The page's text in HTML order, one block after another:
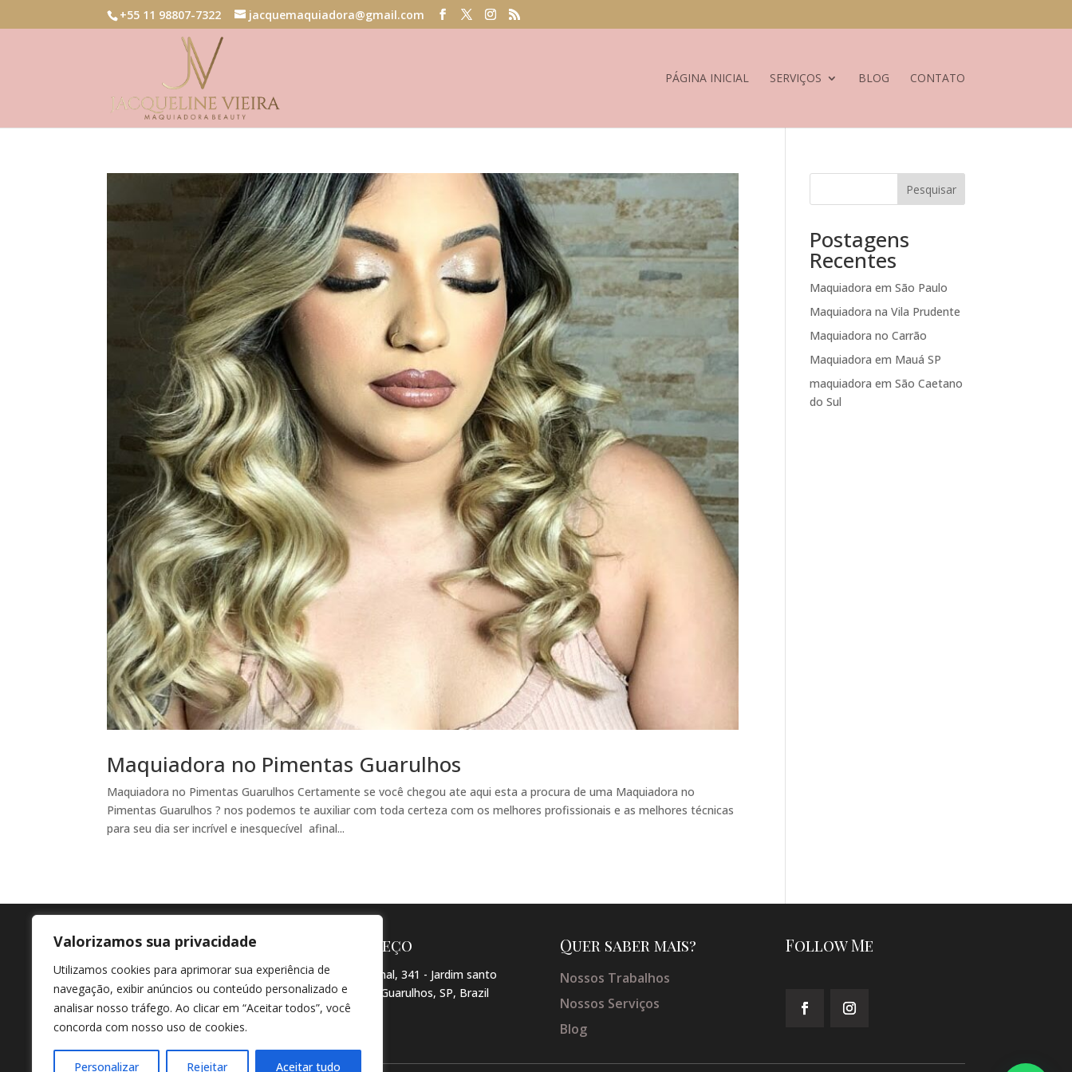
Valorizamos sua privacidade
Utilizamos cookies para aprimorar sua experiência de
navegação, exibir anúncios ou conteúdo personalizado e
analisar nosso tráfego. Ao clicar em “Aceitar todos”, você
concorda com nosso uso de cookies.
Personalizar Rejeitar Aceitar tudo
+55 11 98807-7322 jacquemaquiadora@gmail.com
PÁGINA INICIAL SERVIÇOS BLOG CONTATO
Maquiadora no Pimentas Guarulhos
Maquiadora no Pimentas Guarulhos Certamente se você chegou ate aqui esta a procura de uma Maquiadora no
Pimentas Guarulhos ? nos podemos te auxiliar com toda certeza com os melhores profissionais e as melhores técnicas
para seu dia ser incrível e inesquecível afinal...
Pesquisar
Postagens
Recentes
Maquiadora em São Paulo
Maquiadora na Vila Prudente
Maquiadora no Carrão
Maquiadora em Mauá SP
maquiadora em São Caetano
do Sul
Agende agora
+55 11 98807-7322
Endereço
Av Marginal, 341 - Jardim santo
Afonso , Guarulhos, SP, Brazil
Quer saber mais?
Nossos Trabalhos
Nossos Serviços
Blog
Follow Me